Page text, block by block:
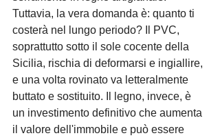
Tuttavia, la vera domanda è: quanto ti
costerà nel lungo periodo? Il PVC,
soprattutto sotto il sole cocente della
Sicilia, rischia di deformarsi e ingiallire,
e una volta rovinato va letteralmente
buttato e sostituito. Il legno, invece, è
un investimento definitivo che aumenta
il valore dell'immobile e può essere